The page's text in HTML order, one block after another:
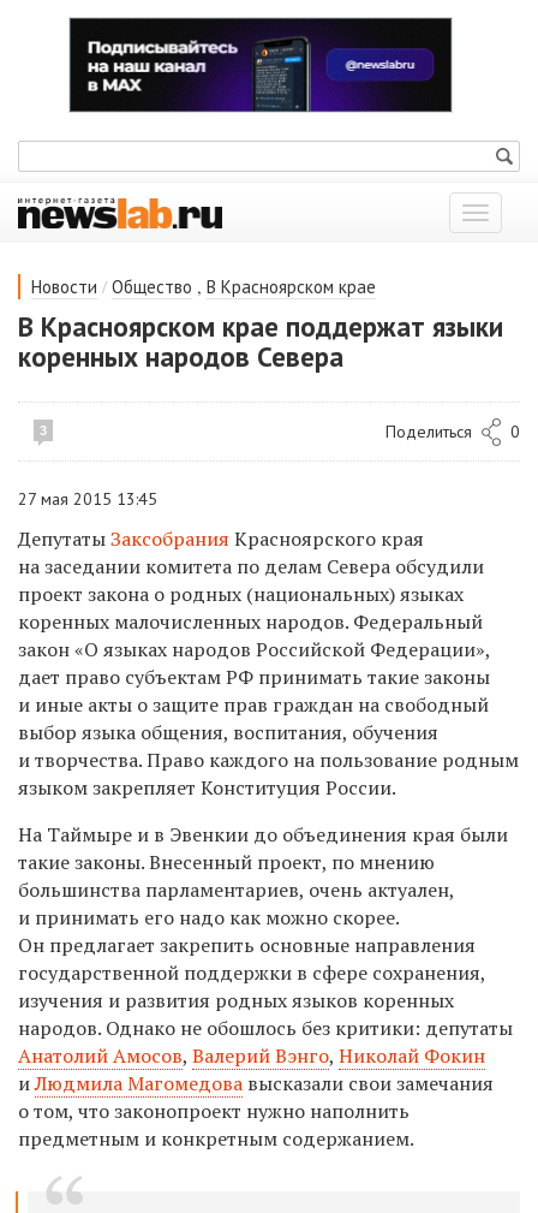
Показать
меню
Новости / Общество , В Красноярском крае
В Красноярском крае поддержат языки
коренных народов Севера
3 Поделиться 0
27 мая 2015 13:45
ДепутатыЗаксобрания Красноярского края
на заседании комитета по делам Севера обсудили
проект закона о родных (национальных) языках
коренных малочисленных народов. Федеральный
закон «О языках народов Российской Федерации»,
дает право субъектам РФ принимать такие законы
и иные акты о защите прав граждан на свободный
выбор языка общения, воспитания, обучения
и творчества. Право каждого на пользование родным
языком закрепляет Конституция России.
На Таймыре и в Эвенкии до объединения края были
такие законы. Внесенный проект, по мнению
большинства парламентариев, очень актуален,
и принимать его надо как можно скорее.
Он предлагает закрепить основные направления
государственной поддержки в сфере сохранения,
изучения и развития родных языков коренных
народов. Однако не обошлось без критики: депутаты
Анатолий Амосов, Валерий Вэнго, Николай Фокин
иЛюдмила Магомедова высказали свои замечания
о том, что законопроект нужно наполнить
предметным и конкретным содержанием.